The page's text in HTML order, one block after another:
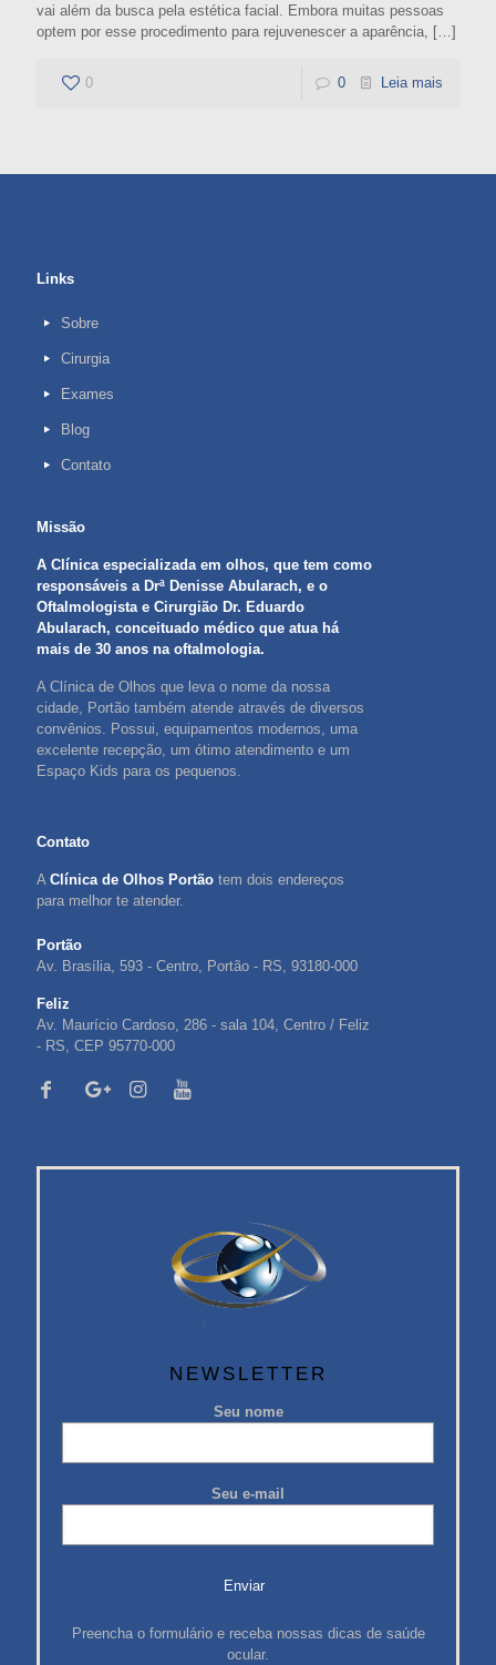
vai além da busca pela estética facial. Embora muitas pessoas
optem por esse procedimento para rejuvenescer a aparência, […]
0 0 Leia mais
Links
Sobre
Cirurgia
Exames
Blog
Contato
Missão
A Clínica especializada em olhos, que tem como
responsáveis a Drª Denisse Abularach, e o
Oftalmologista e Cirurgião Dr. Eduardo
Abularach, conceituado médico que atua há
mais de 30 anos na oftalmologia.
A Clínica de Olhos que leva o nome da nossa
cidade, Portão também atende através de diversos
convênios. Possui, equipamentos modernos, uma
excelente recepção, um ótimo atendimento e um
Espaço Kids para os pequenos.
Contato
A Clínica de Olhos Portão tem dois endereços
para melhor te atender.
Portão
Av. Brasília, 593 - Centro, Portão - RS, 93180-000
Feliz
Av. Maurício Cardoso, 286 - sala 104, Centro / Feliz
- RS, CEP 95770-000
NEWSLETTER
Seu nome
Seu e-mail
Preencha o formulário e receba nossas dicas de saúde
ocular.